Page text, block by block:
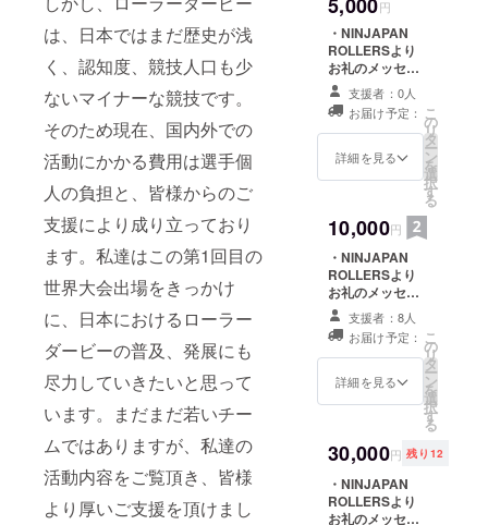
は、日本ではまだ歴史が浅
く、認知度、競技人口も少
ないマイナーな競技です。
そのため現在、国内外での
活動にかかる費用は選手個
人の負担と、皆様からのご
支援により成り立っており
ます。私達はこの第1回目の
世界大会出場をきっかけ
に、日本におけるローラー
ダービーの普及、発展にも
尽力していきたいと思って
います。まだまだ若いチー
ムではありますが、私達の
活動内容をご覧頂き、皆様
より厚いご支援を頂けまし
は木曜の夜に開
催予定です。 ※
都内会場までの
交通費、施設入
場料、レンタル
スケート代など
の実費は自己負
※女性の方でも大
丈夫です！
5,000円
・NINJAPAN
ROLLERSより
お礼のメッセー
ジ ・NINJAPAN
ROLLERSが楽
しく教えてくれ
る練習会へのご
招待（エキス
て、4月以降の月
曜もしくは木曜
の夜に開催予定
です。 ※都内会
場までの交通
費、施設入場
料、レンタルス
ケート代などの
実費は自己負担
となります。 ※
女性の方でも大
支援者：0人
お届け予定：
詳細を見る
こ
の
リ
タ
ー
ン
を
選
択
す
る
10,000円
・NINJAPAN
ROLLERSより
お礼のメッセー
ジ ・NINJAPAN
ROLLERSロゴ
デザインステッ
カー ・日本代表
応援ステッカー
（サイズはS・
M・L・XLより
お選び頂けま
す）
支援者：8人
お届け予定：
詳細を見る
こ
の
リ
タ
ー
ン
を
選
択
す
る
30,000円 残り12
・NINJAPAN
ROLLERSより
お礼のメッセー